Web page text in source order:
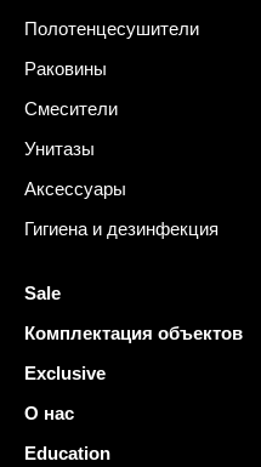
Полотенцесушители
Раковины
Смесители
Унитазы
Аксессуары
Гигиена и дезинфекция
Sale
Комплектация объектов
Exclusive
О нас
Education